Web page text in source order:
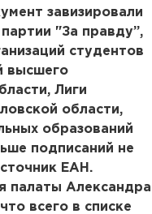
завизировали
"За правду”,
студентов
высшего
Лиги
области,
образований
подписаний не
ЕАН.
палаты Александра
всего в списке